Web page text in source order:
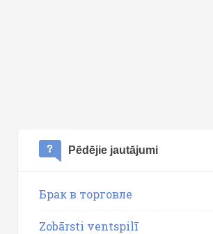
Pēdējie jautājumi
Брак в торговле
Zobārsti ventspilī